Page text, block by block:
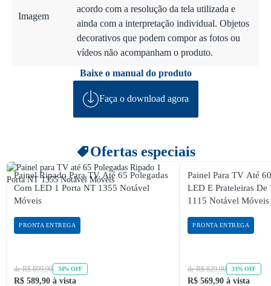
Imagem
acordo com a resolução da tela utilizada e
ainda com a interpretação individual. Objetos
decorativos que podem compor as fotos ou
vídeos não acompanham o produto.
Baixe o manual do produto
Faça o download agora
Ofertas especiais
Painel Ripado Para TV Até 65 Polegadas
Com LED 1 Porta NT 1355 Notável
Móveis
PRONTA ENTREGA
de R$ 899,90 34% OFF
R$ 589,90 à vista
Painel Para TV Até
LED E Prateleiras
1115 Notável Móveis
PRONTA ENTREGA
de R$ 829,90 31% OFF
R$ 569,90 à vista